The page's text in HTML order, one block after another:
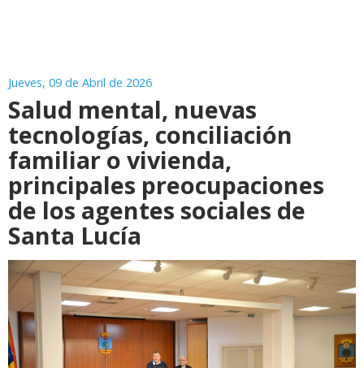
Jueves, 09 de Abril de 2026
Salud mental, nuevas
tecnologías, conciliación
familiar o vivienda,
principales preocupaciones
de los agentes sociales de
Santa Lucía